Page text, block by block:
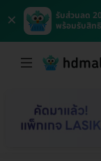
×
รับส่วนลด
พร้อมรับสิท